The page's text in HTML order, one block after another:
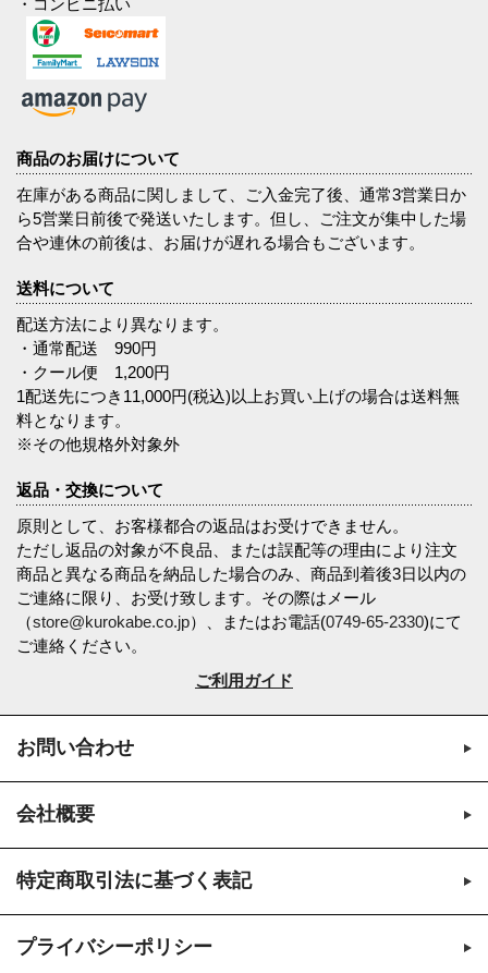
商品のお届けについて
在庫がある商品に関しまして、ご入金完了後、通常3営業日か
ら5営業日前後で発送いたします。但し、ご注文が集中した場
合や連休の前後は、お届けが遅れる場合もございます。
送料について
配送方法により異なります。
・通常配送 990円
・クール便 1,200円
1配送先につき11,000円(税込)以上お買い上げの場合は送料無
料となります。
※その他規格外対象外
返品・交換について
原則として、お客様都合の返品はお受けできません。
ただし返品の対象が不良品、または誤配等の理由により注文
商品と異なる商品を納品した場合のみ、商品到着後3日以内の
ご連絡に限り、お受け致します。その際はメール
（store@kurokabe.co.jp）、またはお電話(0749-65-2330)にて
ご連絡ください。
ご利用ガイド
お問い合わせ
会社概要
特定商取引法に基づく表記
プライバシーポリシー